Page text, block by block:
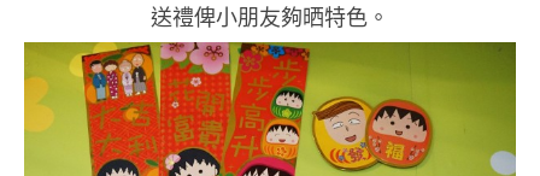
送禮俾小朋友夠晒特色。